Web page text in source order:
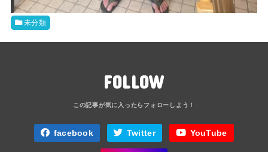
未分類
FOLLOW
facebook Twitter YouTube